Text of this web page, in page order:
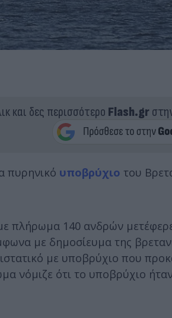
και δες περισσότερο Flash.gr
πυρηνικό υποβρύχιο του
πλήρωμα 140 ανδρών
με δημοσίευμα της
με υποβρύχιο που
νόμιζε ότι το υποβρύχιο